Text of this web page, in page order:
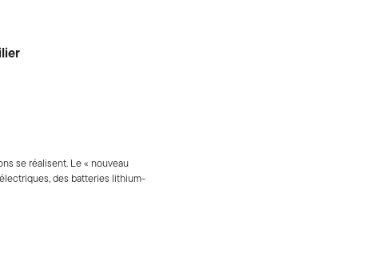
se réalisent. Le « nouveau
des batteries lithium-